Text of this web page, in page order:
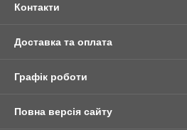
Контакти
Доставка та оплата
Графік роботи
Повна версія сайту